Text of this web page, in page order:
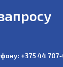
+375 44